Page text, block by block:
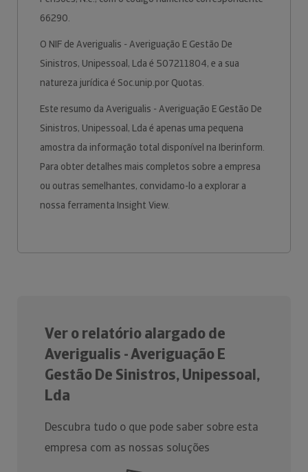
66290.
O NIF de Averigualis - Averiguação E Gestão De
Sinistros, Unipessoal, Lda é 507211804, e a sua
natureza jurídica é Soc.unip.por Quotas.
Este resumo da Averigualis - Averiguação E Gestão De
Sinistros, Unipessoal, Lda é apenas uma pequena
amostra da informação total disponível na Iberinform.
Para obter detalhes mais completos sobre a empresa
ou outras semelhantes, convidamo-lo a explorar a
nossa ferramenta Insight View.
Ver o relatório alargado de
Averigualis - Averiguação E
Gestão De Sinistros, Unipessoal,
Lda
Descubra tudo o que pode saber sobre esta
empresa com as nossas soluções